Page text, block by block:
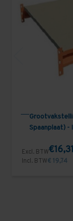
Spaanplaat) -
Excl. BTW€16,31
Incl. BTW€ 19,74